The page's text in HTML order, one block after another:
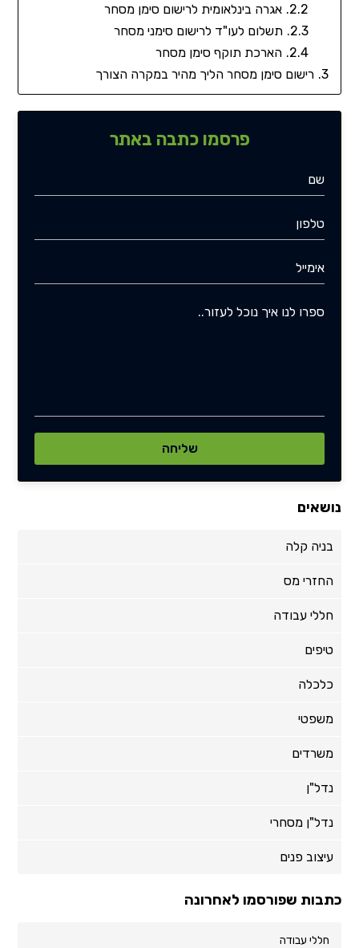
אגרה בינלאומית לרישום סימן מסחר
תשלום לעו"ד לרישום סימני מסחר
הארכת תוקף סימן מסחר
רישום סימן מסחר הליך מהיר במקרה הצורך
פרסמו כתבה באתר
נושאים
בניה קלה
החזרי מס
חללי עבודה
טיפים
כלכלה
משפטי
משרדים
נדל"ן
נדל"ן מסחרי
עיצוב פנים
כתבות שפורסמו לאחרונה
חללי עבודה